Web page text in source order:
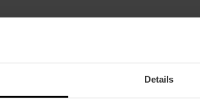
Details
25/04/2025 - 25/04/2025